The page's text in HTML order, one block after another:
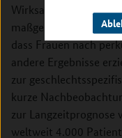
Wirksamkeit von TAH
maßgeschneiderten
dass Frauen nach
andere Ergebnisse
zur
kurze
zur Langzeitprognose
weltweit 4.000